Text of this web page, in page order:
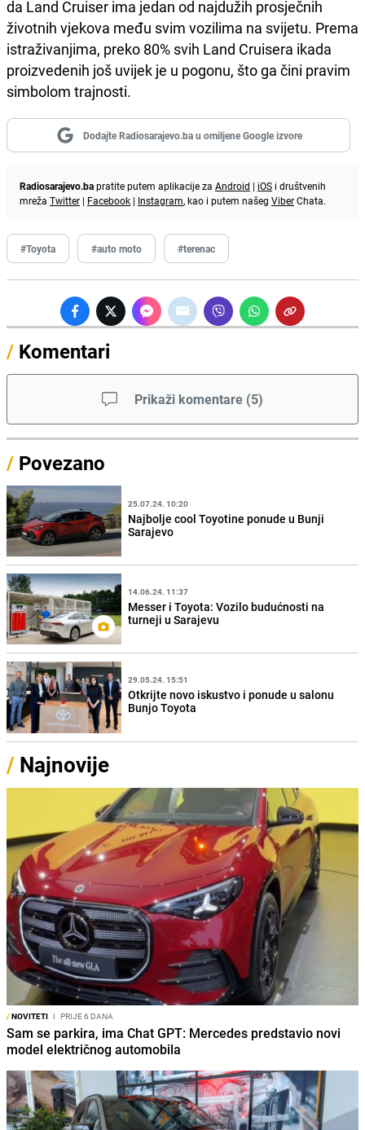
da Land Cruiser ima jedan od najdužih prosječnih
životnih vjekova među svim vozilima na svijetu. Prema
istraživanjima, preko 80% svih Land Cruisera ikada
proizvedenih još uvijek je u pogonu, što ga čini pravim
simbolom trajnosti.
Dodajte Radiosarajevo.ba u omiljene Google izvore
Radiosarajevo.bapratite putem aplikacije za Android | iOS i društvenih
mreža Twitter | Facebook | Instagram, kao i putem našeg ViberChata.
#Toyota #auto moto #terenac
/ Komentari
Prikaži komentare (5)
/ Povezano
25.07.24. 10:20
Najbolje cool Toyotine ponude u Bunji
Sarajevo
14.06.24. 11:37
Messer i Toyota: Vozilo budućnosti na
turneji u Sarajevu
29.05.24. 15:51
Otkrijte novo iskustvo i ponude u salonu
Bunjo Toyota
/ Najnovije
/NOVITETI I PRIJE 6 DANA
Sam se parkira, ima Chat GPT: Mercedes predstavio novi
model električnog automobila